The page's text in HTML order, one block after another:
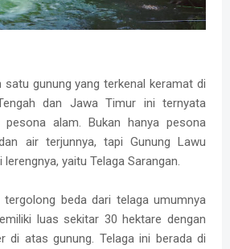
satu gunung yang terkenal keramat di
dan Jawa Timur ini ternyata
pesona alam. Bukan hanya pesona
air terjunnya, tapi Gunung Lawu
yaitu Telaga Sarangan.
tergolong beda dari telaga umumnya
luas sekitar 30 hektare dengan
di atas gunung. Telaga ini berada di